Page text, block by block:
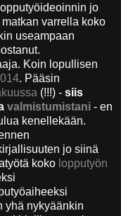
jo
varrella koko
useampaan
Koin lopullisen
. Pääsin
(!!!) - siis
valmistumistani - en
kenellekään.
jo siinä
koko lopputyön
yhä nykyäänkin